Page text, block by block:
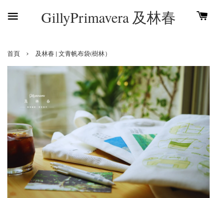
GillyPrimavera 及林春
首頁 › 及林春 | 文青帆布袋(樹林）